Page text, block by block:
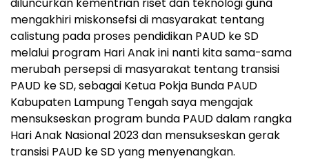
diluncurkan kementrian riset dan teknologi guna
mengakhiri miskonsefsi di masyarakat tentang
calistung pada proses pendidikan PAUD ke SD
melalui program Hari Anak ini nanti kita sama-sama
merubah persepsi di masyarakat tentang transisi
PAUD ke SD, sebagai Ketua Pokja Bunda PAUD
Kabupaten Lampung Tengah saya mengajak
mensukseskan program bunda PAUD dalam rangka
Hari Anak Nasional 2023 dan mensukseskan gerak
transisi PAUD ke SD yang menyenangkan.